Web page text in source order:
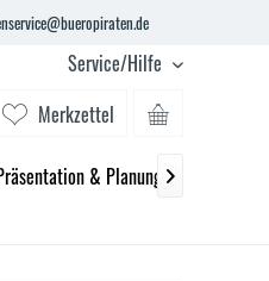
Service/Hilfe
Merkzettel
& Planung 